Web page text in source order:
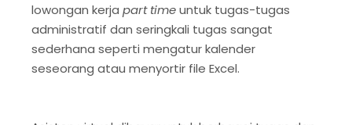
lowongan kerja part timeuntuk tugas-tugas
administratif dan seringkali tugas sangat
sederhana seperti mengatur kalender
seseorang atau menyortir file Excel.